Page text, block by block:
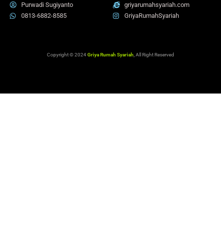
Purwadi Sugiyanto
0813-6882-8585
griyarumahsyariah.com
GriyaRumahSyariah
Copyright © 2024Griya Rumah Syariah , All Right Reserved